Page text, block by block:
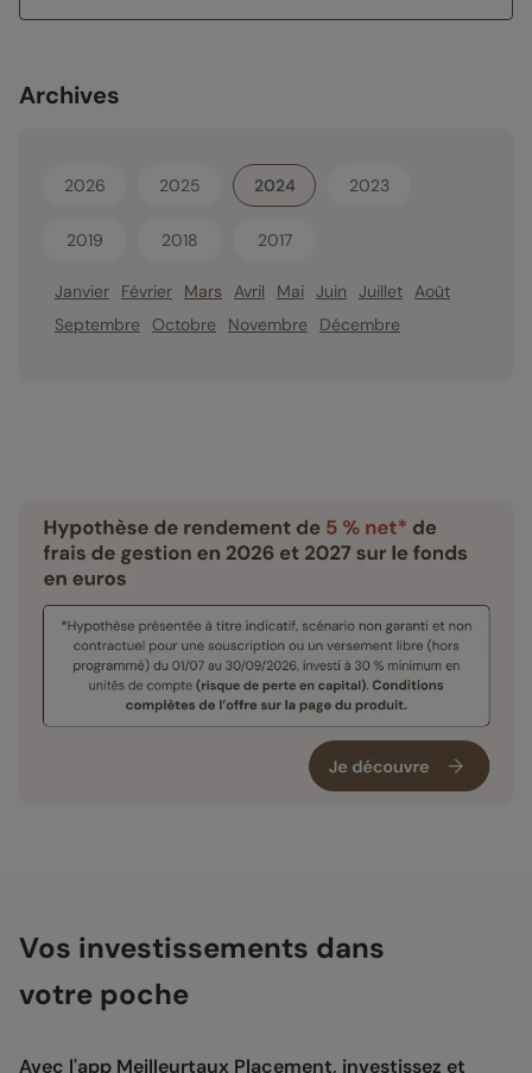
Archives
2026 2025 2024 2023
2019 2018 2017
Janvier Février Mars Avril Mai Juin Juillet Août
Septembre
Octobre Novembre Décembre
Vos investissements dans
votre poche
Avec l'app Meilleurtaux Placement, investissez et